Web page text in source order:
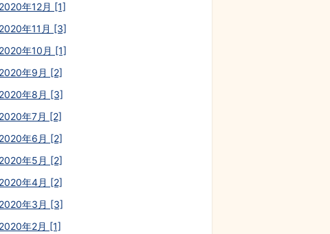
2020年12月 [1]
2020年11月 [3]
2020年10月 [1]
2020年9月 [2]
2020年8月 [3]
2020年7月 [2]
2020年6月 [2]
2020年5月 [2]
2020年4月 [2]
2020年3月 [3]
2020年2月 [1]